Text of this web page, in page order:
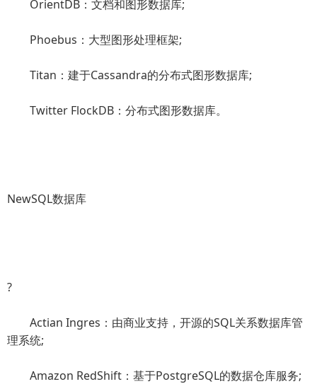
OrientDB：文档和图形数据库;
Phoebus：大型图形处理框架;
Titan：建于Cassandra的分布式图形数据库;
Twitter FlockDB：分布式图形数据库。
NewSQL数据库
?
Actian Ingres：由商业支持，开源的SQL关系数据库管
理系统;
Amazon RedShift：基于PostgreSQL的数据仓库服务;